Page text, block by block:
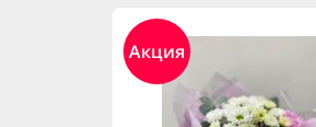
Акция